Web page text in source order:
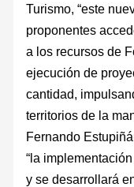
Turismo, “este
proponentes
a los recursos de
ejecución de
cantidad,
territorios de la
Fernando
“la
y se desarrollará